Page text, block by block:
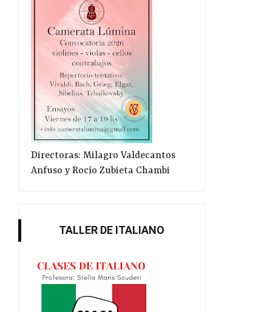
Directoras: Milagro Valdecantos
Anfuso y Rocío Zubieta Chambi
TALLER DE ITALIANO